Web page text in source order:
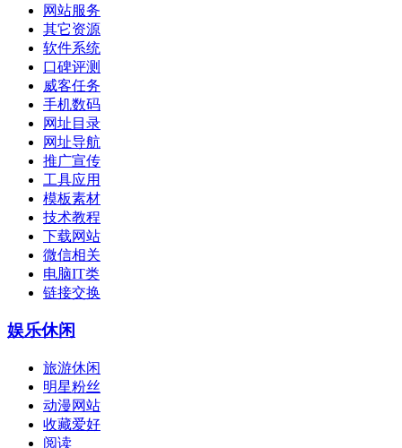
网站服务
其它资源
软件系统
口碑评测
威客任务
手机数码
网址目录
网址导航
推广宣传
工具应用
模板素材
技术教程
下载网站
微信相关
电脑IT类
链接交换
娱乐休闲
旅游休闲
明星粉丝
动漫网站
收藏爱好
阅读